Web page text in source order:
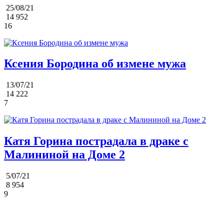
25/08/21
14 952
16
Ксения Бородина об измене мужа
13/07/21
14 222
7
Катя Горина пострадала в драке с
Малининой на Доме 2
5/07/21
8 954
9